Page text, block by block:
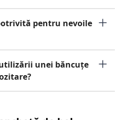
pentru nevoile
unei băncuțe